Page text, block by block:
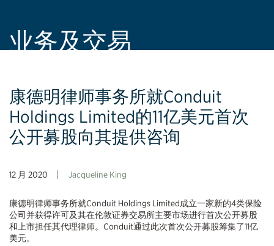
业务及交易
康德明律师事务所就Conduit
Holdings Limited的11亿美元首次
公开募股向其提供咨询
12 月 2020 Jacqueline King
康德明律师事务所就Conduit Holdings Limited成立一家新的4类保险
公司并获得许可及其在伦敦证券交易所主要市场进行首次公开募股
和上市担任其代理律师。Conduit通过此次首次公开募股筹集了11亿
美元。